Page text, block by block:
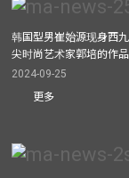
韩国型男崔始源现身西
尖时尚艺术家郭培的作
2024-09-25
更多